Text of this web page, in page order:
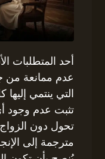
أحد المتطلبات
عدم ممانعة من
التي ينتمي
تثبت عدم وجود
تحول دون
مترجمة إلى